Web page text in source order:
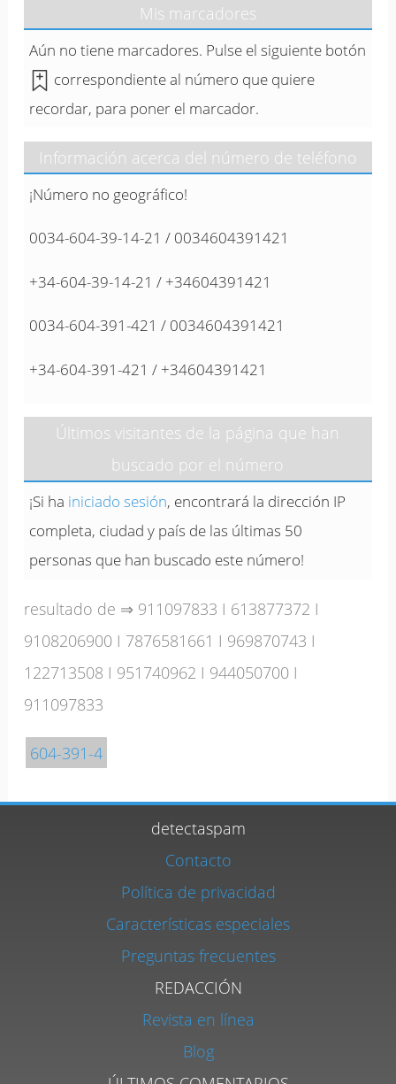
Mis marcadores
Aún no tiene marcadores. Pulse el siguiente botón
correspondiente al número que quiere
recordar, para poner el marcador.
Información acerca del número de teléfono
¡Número no geográfico!
0034-604-39-14-21 / 0034604391421
+34-604-39-14-21 / +34604391421
0034-604-391-421 / 0034604391421
+34-604-391-421 / +34604391421
Últimos visitantes de la página que han
buscado por el número
¡Si ha iniciado sesión, encontrará la dirección IP
completa, ciudad y país de las últimas 50
personas que han buscado este número!
resultado de ⇒ 911097833 I 613877372 I
9108206900 I 7876581661 I 969870743 I
122713508 I 951740962 I 944050700 I
911097833
604-391-4
detectaspam
Contacto
Política de privacidad
Características especiales
Preguntas frecuentes
REDACCIÓN
Revista en línea
Blog